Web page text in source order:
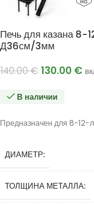
Печь для казана 8-
Д36см/3мм
140.00€ 130.00 €
В наличии
Предназначен для 8-12-
ДИАМЕТР:
ТОЛЩИНА МЕТАЛЛА: